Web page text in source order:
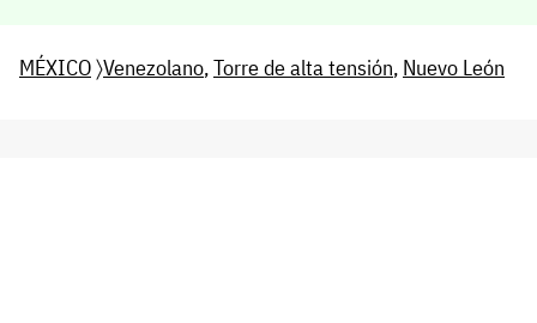
MÉXICO〉Venezolano,Torre de alta tensión, Nuevo León